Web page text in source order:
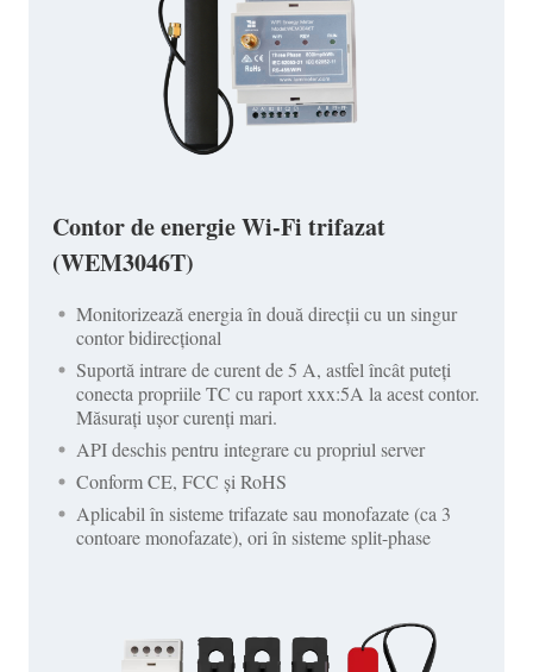
Contor de energie Wi-Fi trifazat
(WEM3046T)
Monitorizează energia în două direcții cu un singur
contor bidirecțional
Suportă intrare de curent de 5 A, astfel încât puteți
conecta propriile TC cu raport xxx:5A la acest contor.
Măsurați ușor curenți mari.
API deschis pentru integrare cu propriul server
Conform CE, FCC și RoHS
Aplicabil în sisteme trifazate sau monofazate (ca 3
contoare monofazate), ori în sisteme split-phase